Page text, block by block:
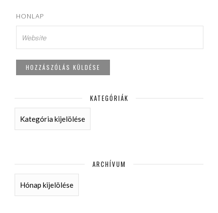
HONLAP
KATEGÓRIÁK
KATEGÓRIÁK
ARCHÍVUM
ARCHÍVUM